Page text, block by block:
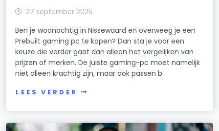
27 september 2025
Ben je woonachtig in Nissewaard en overweeg je een
Prebuilt gaming pc te kopen? Dan sta je voor een
keuze die verder gaat dan alleen het vergelijken van
prijzen of merken. De juiste gaming-pc moet namelijk
niet alleen krachtig zijn, maar ook passen b
LEES VERDER